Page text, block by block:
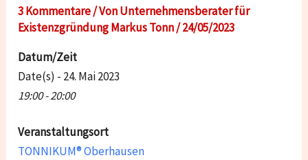
3 Kommentare/ VonUnternehmensberater für
Existenzgründung Markus Tonn/24/05/2023
Datum/Zeit
Date(s) - 24. Mai 2023
19:00 - 20:00
Veranstaltungsort
TONNIKUM® Oberhausen